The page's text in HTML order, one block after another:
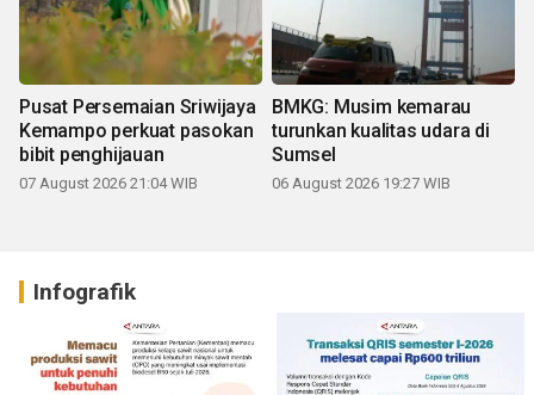
Pusat Persemaian Sriwijaya
Kemampo perkuat pasokan
bibit penghijauan
07 August 2026 21:04 WIB
BMKG: Musim kemarau
turunkan kualitas udara di
Sumsel
06 August 2026 19:27 WIB
Infografik